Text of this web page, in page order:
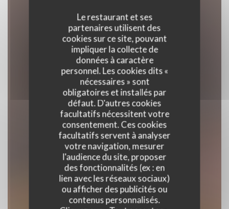
Le restaurant et ses
partenaires utilisent des
cookies sur ce site, pouvant
impliquer la collecte de
données à caractère
personnel. Les cookies dits «
nécessaires » sont
obligatoires et installés par
défaut. D'autres cookies
facultatifs nécessitent votre
consentement. Ces cookies
facultatifs servent à analyser
votre navigation, mesurer
l'audience du site, proposer
des fonctionnalités (ex : en
lien avec les réseaux sociaux)
ou afficher des publicités ou
contenus personnalisés.
SUSHI KÒBBO
ARCINS